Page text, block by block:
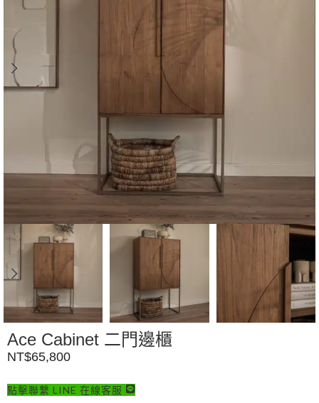
Ace Cabinet 二門邊櫃
NT$65,800
點擊聯繫 LINE 在線客服